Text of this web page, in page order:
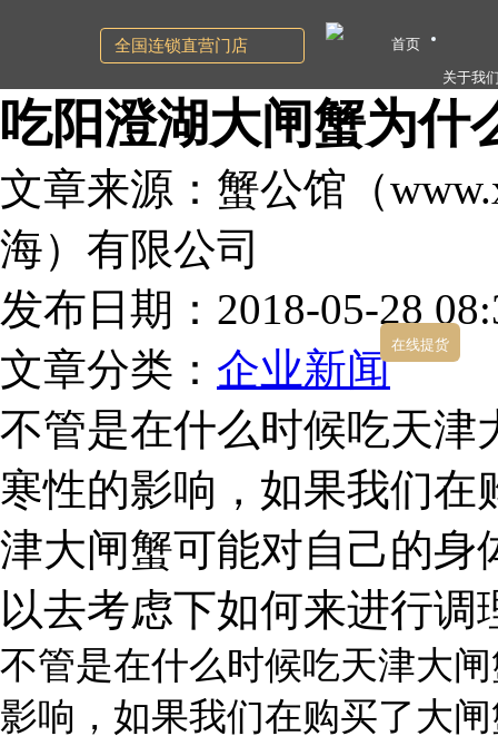
吃阳澄湖大闸蟹为什
文章来源：蟹公馆（
海）有限公司
发布日期：2018-05-28
文章分类： 企业新闻
不管是在什么时候吃天津
寒性的影响，如果我们在
津大闸蟹可能对自己的身
以去考虑下如何来进行调
不管是在什么时候吃天津大
影响，如果我们在购买了大
全国连锁直营门店
首页
关于我
在线提货